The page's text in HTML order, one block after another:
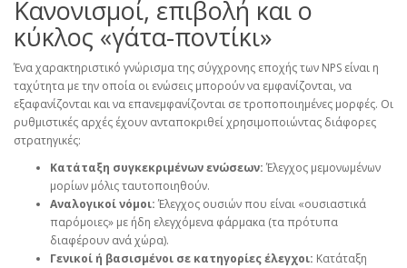
Κανονισμοί, επιβολή και ο
κύκλος «γάτα-ποντίκι»
Ένα χαρακτηριστικό γνώρισμα της σύγχρονης εποχής των NPS είναι η
ταχύτητα με την οποία οι ενώσεις μπορούν να εμφανίζονται, να
εξαφανίζονται και να επανεμφανίζονται σε τροποποιημένες μορφές. Οι
ρυθμιστικές αρχές έχουν ανταποκριθεί χρησιμοποιώντας διάφορες
στρατηγικές:
Κατάταξη συγκεκριμένων ενώσεων: Έλεγχος μεμονωμένων
μορίων μόλις ταυτοποιηθούν.
Αναλογικοί νόμοι: Έλεγχος ουσιών που είναι «ουσιαστικά
παρόμοιες» με ήδη ελεγχόμενα φάρμακα (τα πρότυπα
διαφέρουν ανά χώρα).
Γενικοί ή βασισμένοι σε κατηγορίες έλεγχοι: Κατάταξη